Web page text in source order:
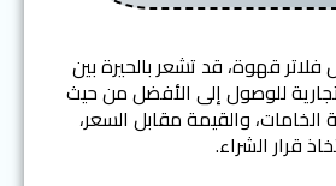
قهوة، قد تشعر بالحيرة بين
للوصول إلى الأفضل من حيث
الخامات، والقيمة مقابل السعر،
قرار الشراء.